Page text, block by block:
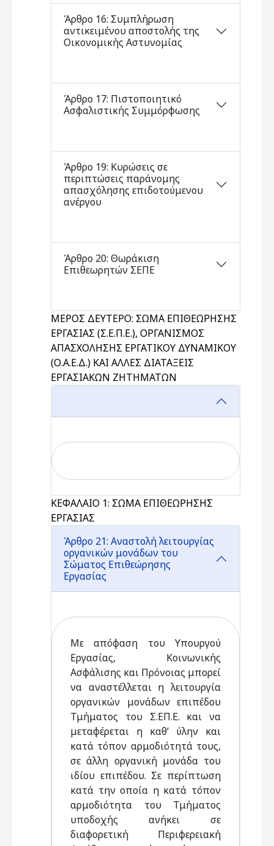
Άρθρο 16: Συμπλήρωση
αντικειμένου αποστολής της
Οικονομικής Αστυνομίας
Άρθρο 17: Πιστοποιητικό
Ασφαλιστικής Συμμόρφωσης
Άρθρο 19: Κυρώσεις σε
περιπτώσεις παράνομης
απασχόλησης επιδοτούμενου
ανέργου
Άρθρο 20: Θωράκιση
Επιθεωρητών ΣΕΠΕ
ΜΕΡΟΣ ΔΕΥΤΕΡΟ: ΣΩΜΑ ΕΠΙΘΕΩΡΗΣΗΣ
ΕΡΓΑΣΙΑΣ (Σ.Ε.Π.Ε.), ΟΡΓΑΝΙΣΜΟΣ
ΑΠΑΣΧΟΛΗΣΗΣ ΕΡΓΑΤΙΚΟΥ ΔΥΝΑΜΙΚΟΥ
(Ο.Α.Ε.Δ.) ΚΑΙ ΑΛΛΕΣ ΔΙΑΤΑΞΕΙΣ
ΕΡΓΑΣΙΑΚΩΝ ΖΗΤΗΜΑΤΩΝ
ΚΕΦΑΛΑΙΟ 1: ΣΩΜΑ ΕΠΙΘΕΩΡΗΣΗΣ
ΕΡΓΑΣΙΑΣ
Άρθρο 21: Αναστολή λειτουργίας
οργανικών μονάδων του
Σώματος Επιθεώρησης
Εργασίας
Με απόφαση του Υπουργού
Εργασίας, Κοινωνικής
Ασφάλισης και Πρόνοιας μπορεί
να αναστέλλεται η λειτουργία
οργανικών μονάδων επιπέδου
Τμήματος του Σ.ΕΠ.Ε. και να
μεταφέρεται η καθ’ ύλην και
κατά τόπον αρμοδιότητά τους,
σε άλλη οργανική μονάδα του
ιδίου επιπέδου. Σε περίπτωση
κατά την οποία η κατά τόπον
αρμοδιότητα του Τμήματος
υποδοχής ανήκει σε
διαφορετική Περιφερειακή